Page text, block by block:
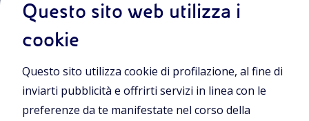
Entra nel mondo Eniscuola.Scopri gli strumenti e le
metodologie innovative per la didattica e naviga tra contenuti
multimediali, lezioni digitali e approfondimenti sui grandi temi
di attualità. Eniscuola è una iniziativa di Eni.
Questo sito web utilizza i
cookie
Questo sito utilizza cookie di profilazione, al fine di
inviarti pubblicità e offrirti servizi in linea con le
preferenze da te manifestate nel corso della